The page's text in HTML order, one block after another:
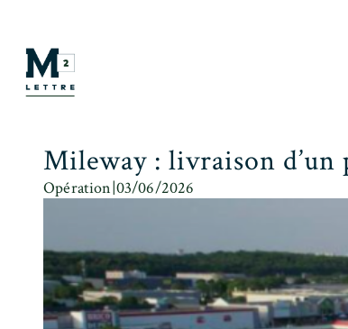
Mileway : livraison d’un
Opération|03/06/2026